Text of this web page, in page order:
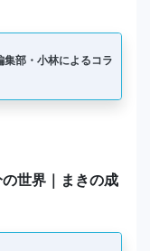
部・小林によるコラ
世界｜まきの成